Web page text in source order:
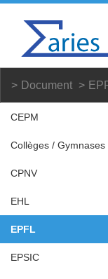
Document
CEPM
Collèges / Gymnases
CPNV
EHL
EPFL
EPSIC